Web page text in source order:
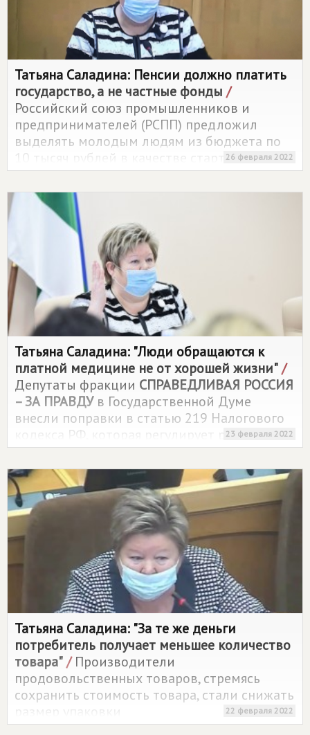
Татьяна Саладина: Пенсии должно платить
государство, а не частные фонды /
Российский союз промышленников и
предпринимателей (РСПП) предложил
выделять молодым людям из бюджета по
10 тысяч рублей в качестве стартового
капитала в добровольной пенсионной
системе
26 февраля 2022
Татьяна Саладина: "Люди обращаются к
платной медицине не от хорошей жизни"/
Депутаты фракции СПРАВЕДЛИВАЯ РОССИЯ
– ЗА ПРАВДУв Государственной Думе
внесли поправки в статью 219 Налогового
кодекса РФ, которая регулирует размер
социального налогового вычета. Фракция
предлагает увеличить его с 120 000 до 288
608 рублей.
23 февраля 2022
Татьяна Саладина: "За те же деньги
потребитель получает меньшее количество
товара"/Производители
продовольственных товаров, стремясь
сохранить стоимость товара, стали снижать
22 февраля 2022